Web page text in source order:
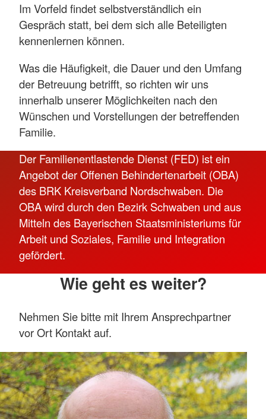
Im Vorfeld findet selbstverständlich ein
Gespräch statt, bei dem sich alle Beteiligten
kennenlernen können.
Was die Häufigkeit, die Dauer und den Umfang
der Betreuung betrifft, so richten wir uns
innerhalb unserer Möglichkeiten nach den
Wünschen und Vorstellungen der betreffenden
Familie.
Der Familienentlastende Dienst (FED) ist ein
Angebot der Offenen Behindertenarbeit (OBA)
des BRK Kreisverband Nordschwaben. Die
OBA wird durch den Bezirk Schwaben und aus
Mitteln des Bayerischen Staatsministeriums für
Arbeit und Soziales, Familie und Integration
gefördert.
Wie geht es weiter?
Nehmen Sie bitte mit Ihrem Ansprechpartner
vor Ort Kontakt auf.